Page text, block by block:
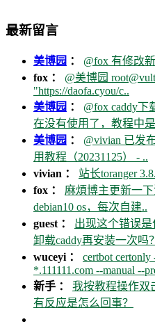
最新留言
美博园 ： @fox 有修改
fox ： @美博园
"https://daofa.cyou/c..
美博园 ： @fox caddy
在没有使用了，教程中
美博园 ： @vivian 已发
用教程（20231125） - ..
vivian ： 站长toranger
fox ： 麻煩博主更新一下
debian10 os，每次自建..
guest ： 出现这个错误
卸载caddy再安装一次吗
wuceyi ： certbot certonly
*.111111.com --manual --
新手 ： 我按教程操作双
有反应是怎么回事？